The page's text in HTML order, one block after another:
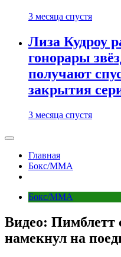
3 месяца спустя
Лиза Кудроу
гонорары
получают
закрытия
3 месяца спустя
Главная
Бокс/MMA
Бокс/MMA
Видео: Пимблетт
намекнул на